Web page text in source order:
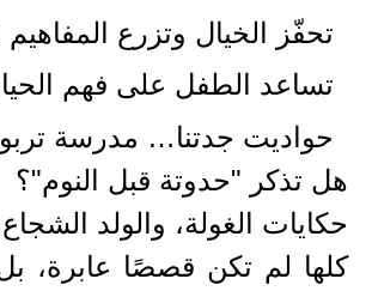
تحفّز الخيال وتزرع
تساعد الطفل على فهم
حواديت جدتنا… مدرسة
هل تذكر "حدوتة قبل النوم"؟
حكايات الغولة، والولد
كلها لم تكن قصصًا عابرة،